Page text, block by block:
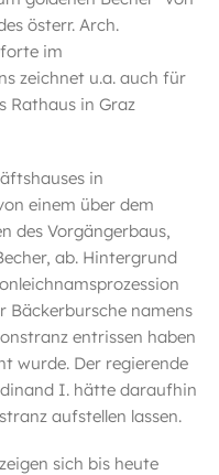
österr. Arch.
im
zeichnet u.a. auch für
Rathaus in Graz
in
einem über dem
des Vorgängerbaus,
ab. Hintergrund
Bäckerbursche namens
entrissen haben
wurde. Der regierende
I. hätte daraufhin
aufstellen lassen.
sich bis heute